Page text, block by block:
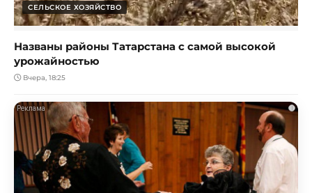
СЕЛЬСКОЕ ХОЗЯЙСТВО
Названы районы Татарстана с самой высокой
урожайностью
Вчера, 18:25
i